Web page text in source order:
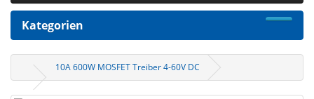
Kategorien
10A 600W MOSFET Treiber 4-60V DC